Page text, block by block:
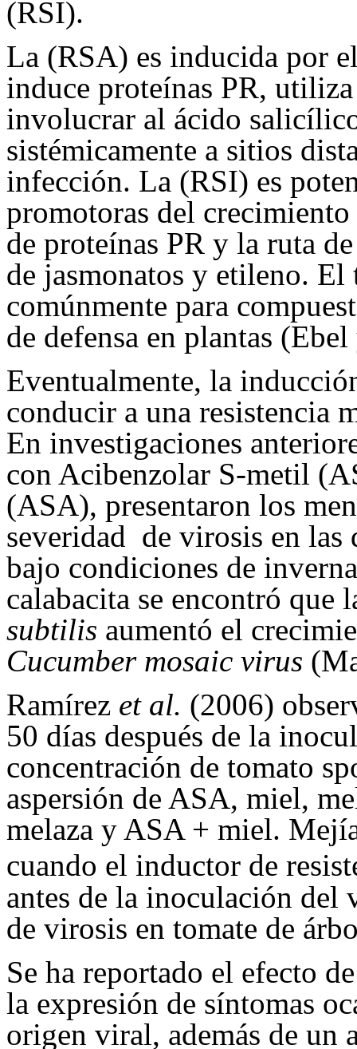
(RSI).
La (RSA) es inducida por
induce proteínas PR,
involucrar al ácido
sistémicamente a sitios
infección. La (RSI) es
promotoras del
de proteínas PR y la ruta
de jasmonatos y etileno.
comúnmente para
de defensa en plantas
Eventualmente, la
conducir a una resistencia
En investigaciones
con Acibenzolar S-metil
(ASA), presentaron los
severidad de virosis en las
bajo condiciones de
calabacita se encontró que
subtilis aumentó el
Cucumber mosaic virus
Ramírez et al. (2006)
50 días después de la
concentración de tomato
aspersión de ASA, miel,
melaza y ASA + miel.
cuando el inductor de
antes de la inoculación
de virosis en tomate de
Se ha reportado el efecto
la expresión de síntomas
origen viral, además de un